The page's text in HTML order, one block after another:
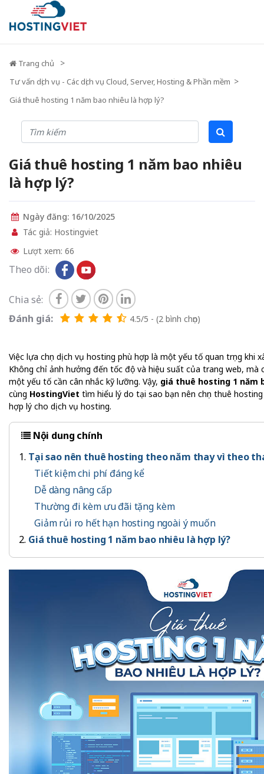
Trang chủ
Tư vấn dịch vụ - Các dịch vụ Cloud, Server, Hosting & Phần mềm
Giá thuê hosting 1 năm bao nhiêu là hợp lý?
Giá thuê hosting 1 năm bao nhiêu
là hợp lý?
Ngày đăng: 16/10/2025
Tác giả: Hostingviet
Lượt xem: 66
Theo dõi:
Chia sẻ:
Đánh giá:
4.5/5 - (2 bình chọn)
Việc lựa chọn dịch vụ hosting phù hợp là một yếu tố quan trọng khi
Không chỉ ảnh hưởng đến tốc độ và hiệu suất của trang web, mà
một yếu tố cần cân nhắc kỹ lưỡng. Vậy, giá thuê hosting 1 năm
cùng HostingViet tìm hiểu lý do tại sao bạn nên chọn thuê
hợp lý cho dịch vụ hosting.
Nội dung chính
Tại sao nên thuê hosting theo năm thay vì theo
Tiết kiệm chi phí đáng kể
Dễ dàng nâng cấp
Thường đi kèm ưu đãi tặng kèm
Giảm rủi ro hết hạn hosting ngoài ý muốn
Giá thuê hosting 1 năm bao nhiêu là hợp lý?